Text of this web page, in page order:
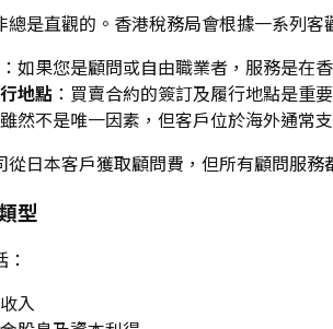
總是直觀的。香港稅務局會根據一系列客
：如果您是顧問或自由職業者，服務是在
地點 ：買賣合約的簽訂及履行地點是重
雖然不是唯一因素，但客戶位於海外通常
從日本客戶獲取顧問費，但所有顧問服
型
入